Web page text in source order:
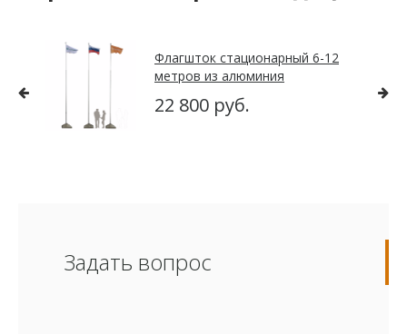
Флагшток стационарный 6-12
метров из алюминия
22 800 руб.
Задать вопрос